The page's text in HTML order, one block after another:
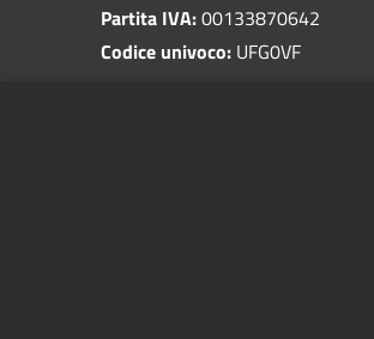
Partita IVA:00133870642
Codice univoco: UFG0VF